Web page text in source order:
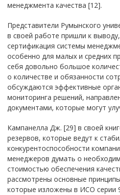
менеджмента качества [12].
Представители Румынского
в своей работе пришли к
сертификация системы
особенно для малых и средних
себя довольно большое
о количестве и обязанности
обсуждаются эффективные
мониторинга решений,
документами, которые могут
Кампанелла Дж. [29] в своей
резервов, которые ведут к
конкурентоспособности
менеджеров думать о
стоимостью обеспечения
рассмотрены основные
которые изложены в ИСО серии